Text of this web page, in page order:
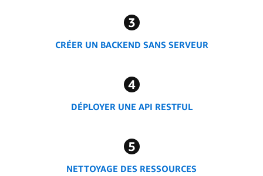
CRÉER UN BACKEND SANS SERVEUR
DÉPLOYER UNE API RESTFUL
NETTOYAGE DES RESSOURCES